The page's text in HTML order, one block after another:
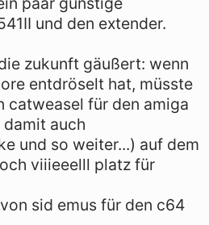
und den extender.
zukunft gäußert: wenn
entdröselt hat, müsste
catweasel für den amiga
auch
und so weiter...) auf dem
viiieeelll platz für
sid emus für den c64